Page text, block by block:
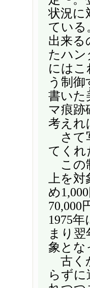
状況に
ている
出来る
たハン
には
う制
書いた
マ痕跡
考えれ
さて
てくれ
この
上を
め
70,000
1975
まり
象とな
古く
らず